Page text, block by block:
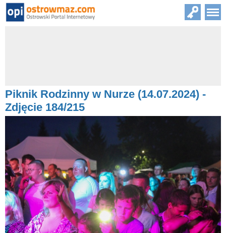
Piknik Rodzinny w Nurze (14.07.2024) -
Zdjęcie 184/215